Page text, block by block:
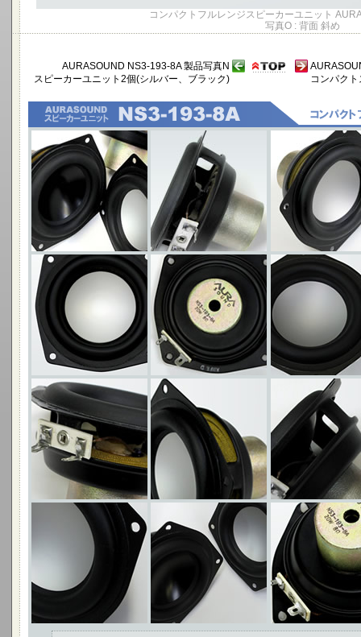
コンパクトフルレンジスピーカーユニット
写真O : 背面 斜め
AURASOUND NS3-193-8A 製品写真N
スピーカーユニット2個(シルバー、ブラック)
コンパク